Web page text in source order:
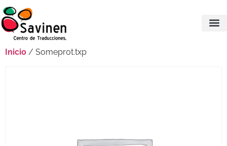
Inicio / Someprot.txp